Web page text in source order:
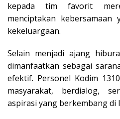
kepada tim favorit
menciptakan
kekeluargaan.
Selain menjadi ajang
dimanfaatkan sebagai
efektif. Personel Kodim
masyarakat, berdialog,
aspirasi yang berkembang di